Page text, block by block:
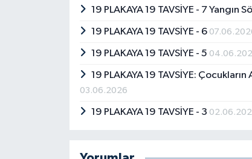
19 PLAKAYA 19 TAVSİYE - 7 Yangın
19 PLAKAYA 19 TAVSİYE - 6
19 PLAKAYA 19 TAVSİYE - 5
19 PLAKAYA 19 TAVSİYE:
03.06.2026
19 PLAKAYA 19 TAVSİYE - 3